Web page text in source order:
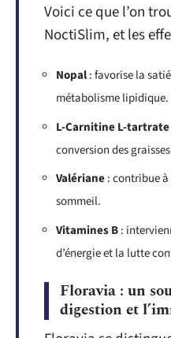
Voici ce que l’on
NoctiSlim, et les
Nopal: favorise la
métabolisme lipidique.
L-Carnitine L-tartrate
conversion des
Valériane: contribue
sommeil.
Vitamines B:
d’énergie et la lutte
Floravia : un
digestion et